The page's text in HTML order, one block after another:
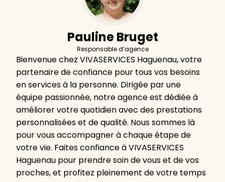
Pauline Bruget
Responsable d’agence
Bienvenue chez VIVASERVICES Haguenau, votre
partenaire de confiance pour tous vos besoins
en services à la personne. Dirigée par une
équipe passionnée, notre agence est dédiée à
améliorer votre quotidien avec des prestations
personnalisées et de qualité. Nous sommes là
pour vous accompagner à chaque étape de
votre vie. Faites confiance à VIVASERVICES
Haguenau pour prendre soin de vous et de vos
proches, et profitez pleinement de votre temps